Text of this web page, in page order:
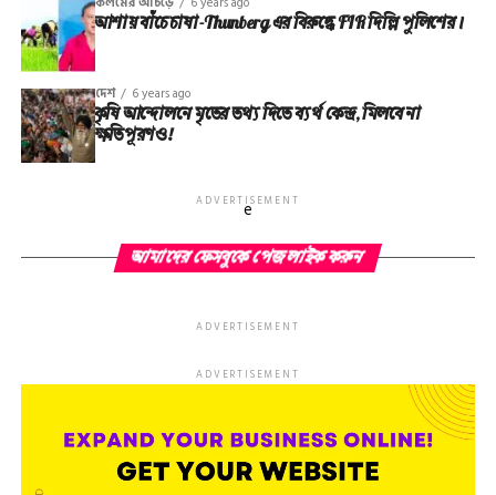
আশায় বাঁচে চাষা-Thunberg এর বিরুদ্ধে FIR দিল্লি পুলিশের।
দেশ 6 years ago
কৃষি আন্দোলনে মৃতের তথ‌্য দিতে ব্যর্থ কেন্দ্র, মিলবে না
ক্ষতিপূরণও!
ADVERTISEMENT
e
আমাদের ফেসবুকে পেজ লাইক করুন
ADVERTISEMENT
ADVERTISEMENT